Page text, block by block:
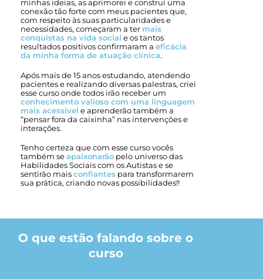
minhas ideias, as aprimorei e construí uma
conexão tão forte com meus pacientes que,
com respeito às suas particularidades e
necessidades, começaram a ter mais
conquistas na vida social e os tantos
resultados positivos confirmaram a eficácia
da minha forma de atuação clínica.
Após mais de 15 anos estudando, atendendo
pacientes e realizando diversas palestras, criei
esse curso onde todos irão receber um
conhecimento valioso com uma linguagem
mais acessível e aprenderão também a
“pensar fora da caixinha” nas intervenções e
interações.
Tenho certeza que com esse curso vocês
também seapaixonarão pelo universo das
Habilidades Sociais com os Autistas e se
sentirão maisconfiantes para transformarem
sua prática, criando novas possibilidades!!
O que estão falando sobre o
curso